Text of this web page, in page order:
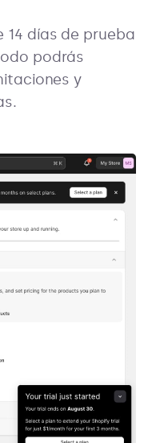
14 días de prueba
podrás
y